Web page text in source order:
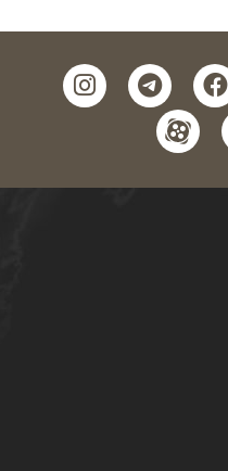
telegram
instagram
aparat